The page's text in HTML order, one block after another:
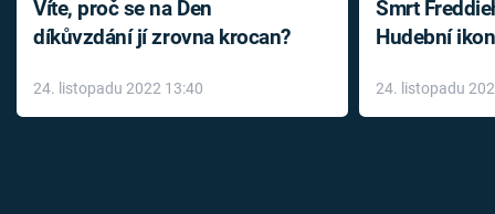
Víte, proč se na Den
díkůvzdání jí zrovna krocan?
24. listopadu 2022 13:40
Smrt
Hudební
léky
24. listopadu